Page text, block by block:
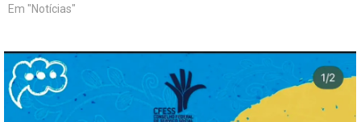
de Nossa Senhora
atividade na quinta-feira 13,
das 7h às 13h .
Em "Notícias"